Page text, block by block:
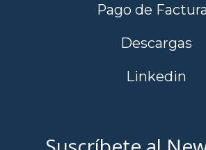
Pago de
Descargas
Linkedin